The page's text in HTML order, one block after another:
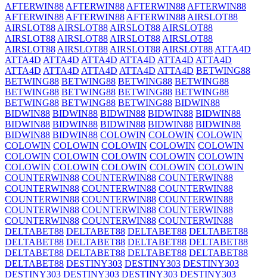
AFTERWIN88 AFTERWIN88 AFTERWIN88 AFTERWIN88
AFTERWIN88 AFTERWIN88 AFTERWIN88 AIRSLOT88
AIRSLOT88 AIRSLOT88 AIRSLOT88 AIRSLOT88
AIRSLOT88 AIRSLOT88 AIRSLOT88 AIRSLOT88
AIRSLOT88 AIRSLOT88 AIRSLOT88 AIRSLOT88 ATTA4D
ATTA4D ATTA4D ATTA4D ATTA4D ATTA4D ATTA4D
ATTA4D ATTA4D ATTA4D ATTA4D ATTA4D BETWING88
BETWING88 BETWING88 BETWING88 BETWING88
BETWING88 BETWING88 BETWING88 BETWING88
BETWING88 BETWING88 BETWING88 BIDWIN88
BIDWIN88 BIDWIN88 BIDWIN88 BIDWIN88 BIDWIN88
BIDWIN88 BIDWIN88 BIDWIN88 BIDWIN88 BIDWIN88
BIDWIN88 BIDWIN88 COLOWIN COLOWIN COLOWIN
COLOWIN COLOWIN COLOWIN COLOWIN COLOWIN
COLOWIN COLOWIN COLOWIN COLOWIN COLOWIN
COLOWIN COLOWIN COLOWIN COLOWIN COLOWIN
COUNTERWIN88 COUNTERWIN88 COUNTERWIN88
COUNTERWIN88 COUNTERWIN88 COUNTERWIN88
COUNTERWIN88 COUNTERWIN88 COUNTERWIN88
COUNTERWIN88 COUNTERWIN88 COUNTERWIN88
COUNTERWIN88 COUNTERWIN88 COUNTERWIN88
DELTABET88 DELTABET88 DELTABET88 DELTABET88
DELTABET88 DELTABET88 DELTABET88 DELTABET88
DELTABET88 DELTABET88 DELTABET88 DELTABET88
DELTABET88 DESTINY303 DESTINY303 DESTINY303
DESTINY303 DESTINY303 DESTINY303 DESTINY303